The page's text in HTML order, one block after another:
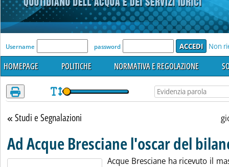
'Modulo Login per accedere'
Username password Non
HOMEPAGE POLITICHE NORMATIVA E REGOLAZIONE
Torna alla sezione
Studi e Segnalazioni
Ad Acque Bresciane l'oscar del
Acque Bresciane ha ricevuto il